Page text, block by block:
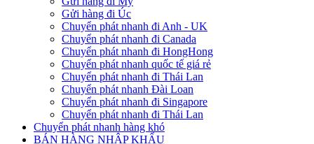
Gửi hàng đi Úc
Chuyển phát nhanh đi Anh - UK
Chuyển phát nhanh đi Canada
Chuyển phát nhanh đi HongHong
Chuyển phát nhanh quốc tế giá rẻ
Chuyển phát nhanh đi Thái Lan
Chuyển phát nhanh Đài Loan
Chuyển phát nhanh đi Singapore
Chuyển phát nhanh đi Thái Lan
Chuyển phát nhanh hàng khó
BÁN HÀNG NHẬP KHẨU